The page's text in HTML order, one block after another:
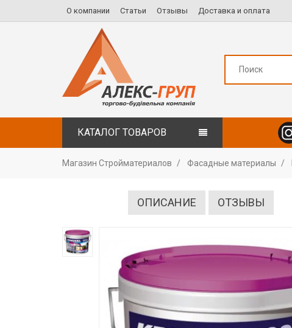
О компании Статьи Отзывы Доставка и оплата
КАТАЛОГ ТОВАРОВ
Магазин Стройматериалов Фасадные материалы
ОПИСАНИЕ ОТЗЫВЫ